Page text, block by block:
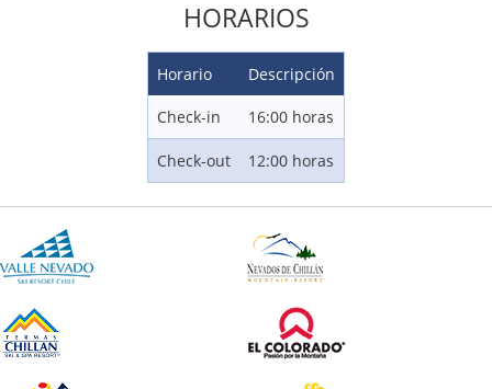
USD $245
COTIZAR HACER UNA CONSULTA
HORARIOS
Horario Descripción
Check-in 16:00 horas
Check-out 12:00 horas